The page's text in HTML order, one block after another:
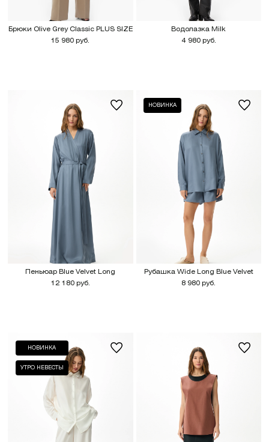
Брюки Olive Grey Classic PLUS SIZE
15 980 руб.
Водолазка Milk
4 980 руб.
Пеньюар Blue Velvet Long
12 180 руб.
НОВИНКА
Рубашка Wide Long Blue Velvet
8 980 руб.
НОВИНКА
УТРО НЕВЕСТЫ